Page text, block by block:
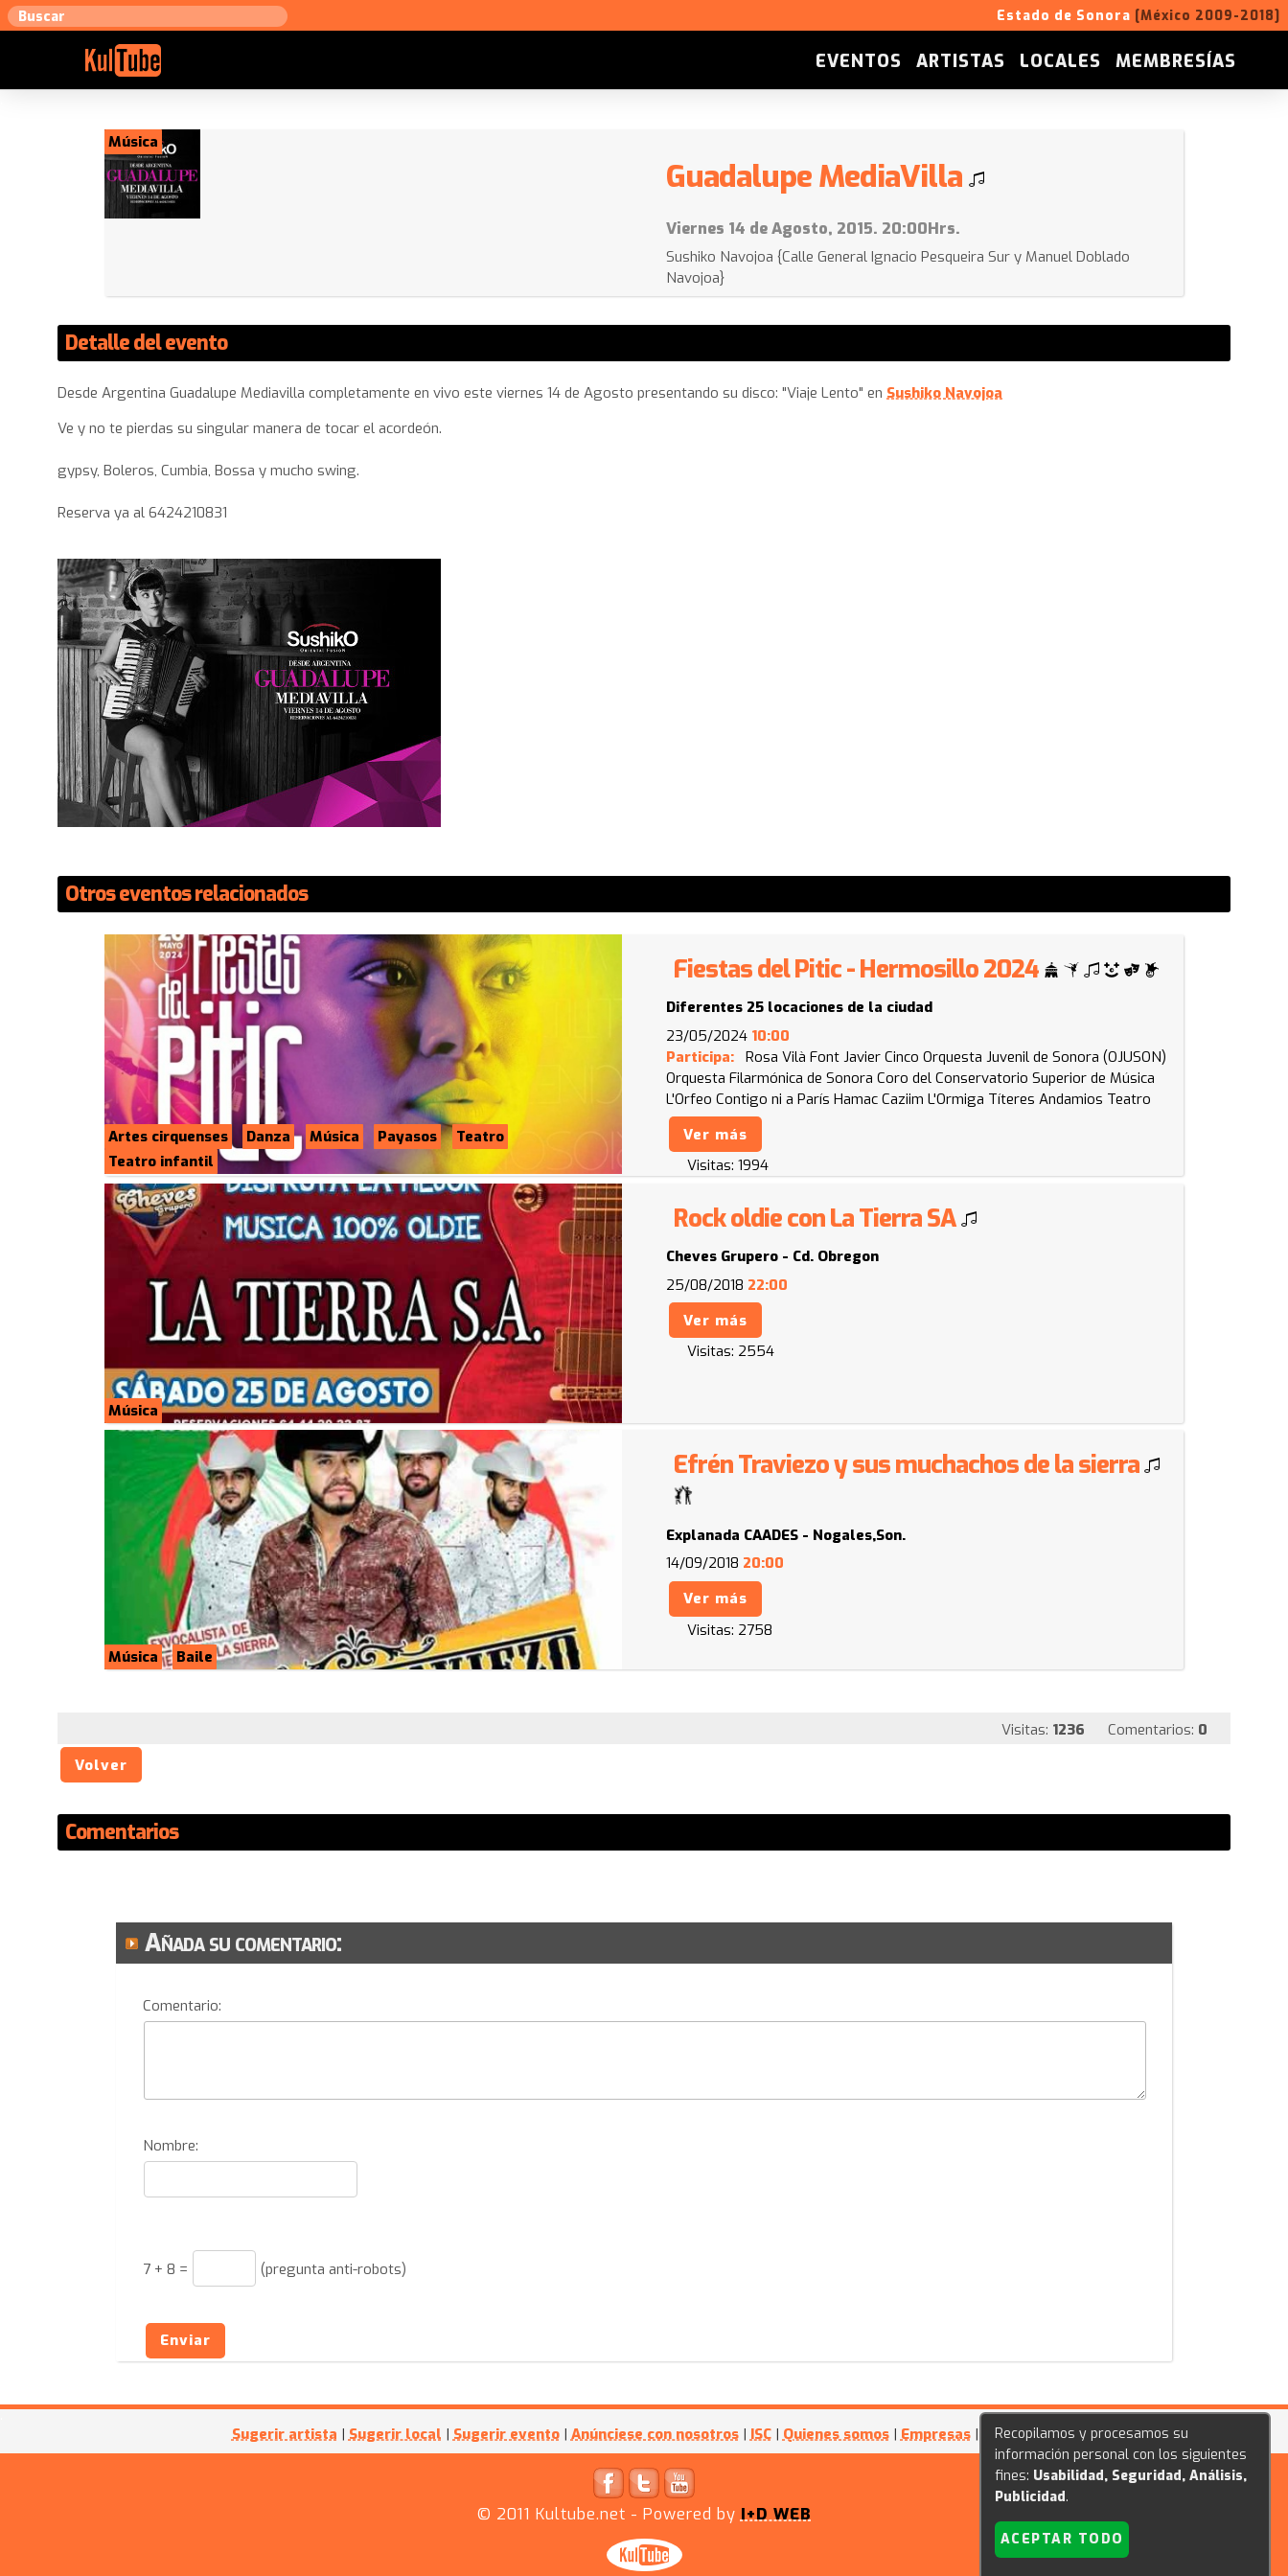
Estado de Sonora [México 2009-2018]
MEMBRESÍAS
LOCALES
ARTISTAS
EVENTOS
Música
Guadalupe MediaVilla
Viernes 14 de Agosto, 2015. 20:00Hrs.
Sushiko Navojoa {Calle General Ignacio Pesqueira Sur y Manuel Doblado
Navojoa}
Detalle del evento
Desde Argentina Guadalupe Mediavilla completamente en vivo este viernes 14 de Agosto presentando su disco: "Viaje Lento" en Sushiko Navojoa
Ve y no te pierdas su singular manera de tocar el acordeón.
gypsy, Boleros, Cumbia, Bossa y mucho swing.
Reserva ya al 6424210831
Otros eventos relacionados
Artes cirquenses Danza Música Payasos
Teatro
Teatro infantil
Fiestas del Pitic - Hermosillo 2024
Diferentes 25 locaciones de la ciudad
23/05/2024 10:00
Participa:
Rosa Vilà Font Javier Cinco Orquesta Juvenil de Sonora (OJUSON)
Orquesta Filarmónica de Sonora Coro del Conservatorio Superior de Música
L'Orfeo Contigo ni a París Hamac Caziim L'Ormiga Títeres Andamios Teatro
Ver más
Visitas: 1994
Música
Rock oldie con La Tierra SA
Cheves Grupero - Cd. Obregon
25/08/2018 22:00
Ver más
Visitas: 2554
Música Baile
Efrén Traviezo y sus muchachos de la sierra
Explanada CAADES - Nogales,Son.
14/09/2018 20:00
Ver más
Visitas: 2758
Visitas: 1236 Comentarios: 0
Volver
Comentarios
Añada su comentario:
Comentario:
Nombre:
7+ 8 = (pregunta anti-robots)
Enviar
Sugerir artista | Sugerir local | Sugerir evento | Anúnciese con nosotros | ISC | Quienes somos | Empresas | Festivales
© 2011 Kultube.net - Powered by I+D WEB
Recopilamos y procesamos su
información personal con los siguientes
fines: Usabilidad, Seguridad, Análisis,
Publicidad.
ACEPTAR TODO